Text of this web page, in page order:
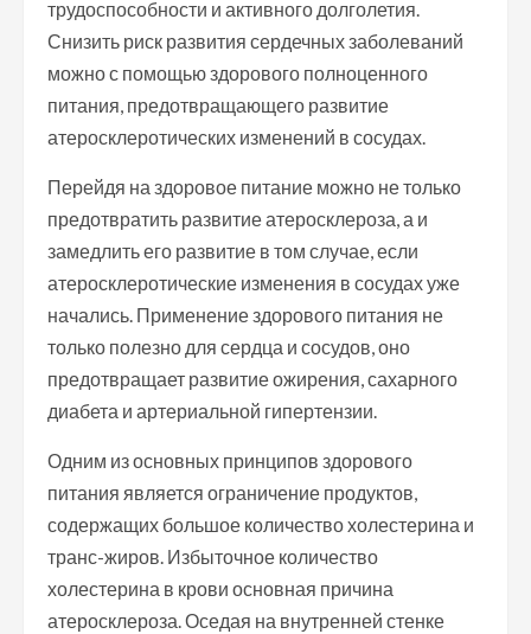
трудоспособности и активного долголетия.
Снизить риск развития сердечных заболеваний
можно с помощью здорового полноценного
питания, предотвращающего развитие
атеросклеротических изменений в сосудах.
Перейдя на здоровое питание можно не только
предотвратить развитие атеросклероза, а и
замедлить его развитие в том случае, если
атеросклеротические изменения в сосудах уже
начались. Применение здорового питания не
только полезно для сердца и сосудов, оно
предотвращает развитие ожирения, сахарного
диабета и артериальной гипертензии.
Одним из основных принципов здорового
питания является ограничение продуктов,
содержащих большое количество холестерина и
транс-жиров. Избыточное количество
холестерина в крови основная причина
атеросклероза. Оседая на внутренней стенке